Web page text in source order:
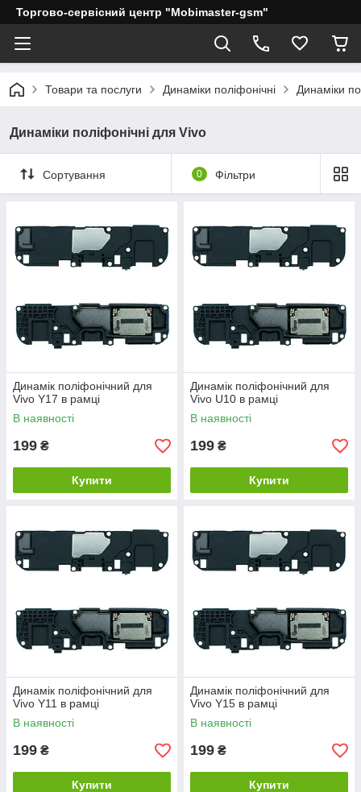
Торгово-сервісний центр "Mobimaster-gsm"
Товари та послуги Динаміки поліфонічні Динаміки
Динаміки поліфонічні для Vivo
Сортування 0 Фільтри
Динамік поліфонічний для
Vivo Y17 в рамці
В наявності
199 ₴
Купити
Динамік поліфонічний для
Vivo U10 в рамці
В наявності
199 ₴
Купити
Динамік поліфонічний для
Vivo Y11 в рамці
В наявності
199 ₴
Купити
Динамік поліфонічний для
Vivo Y15 в рамці
В наявності
199 ₴
Купити